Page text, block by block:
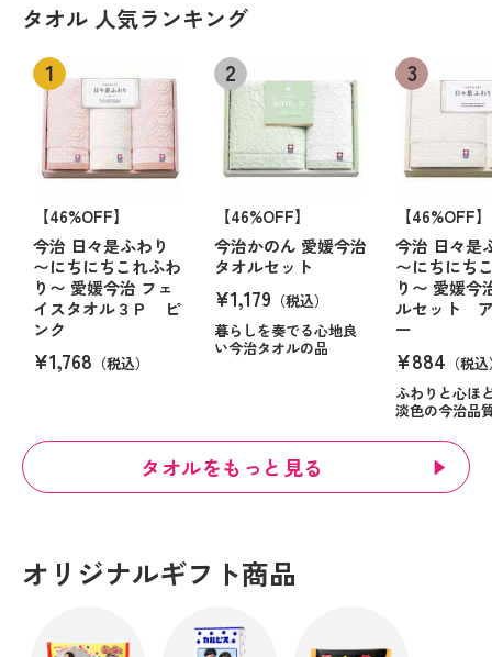
タオル 人気ランキング
【46%OFF】
今治 日々是ふわり
〜にちにちこれふわ
り〜 愛媛今治 フェ
イスタオル３Ｐ ピ
ンク
¥1,768 （税込）
【46%OFF】
今治かのん 愛媛今治
タオルセット
¥1,179 （税込）
暮らしを奏でる心地良
い今治タオルの品
【46%OFF】
今治 日々是
〜にちにち
り〜 愛媛今
ルセット
ー
¥884 （税
ふわりと心ほ
淡色の今治品
タオルをもっと見る
オリジナルギフト商品